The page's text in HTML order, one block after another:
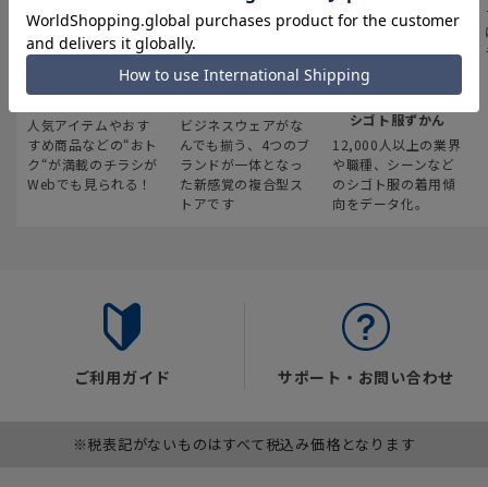
最新のお買い得情報
人気アイテムやおす
すめ商品などの“おト
ク“が満載のチラシが
Webでも見られる！
スーツスクエア
ビジネスウェアがな
んでも揃う、4つのブ
ランドが一体となっ
た新感覚の複合型ス
トアです
みんなの
シゴト服ずかん
12,000人以上の業界
や職種、シーンなど
のシゴト服の着用傾
向をデータ化。
ご利用ガイド サポート・お問い合わせ
※税表記がないものはすべて税込み価格となります